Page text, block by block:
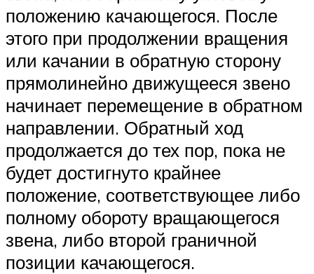
положению качающегося. После
этого при продолжении вращения
или качании в обратную сторону
прямолинейно движущееся звено
начинает перемещение в обратном
направлении. Обратный ход
продолжается до тех пор, пока не
будет достигнуто крайнее
положение, соответствующее либо
полному обороту вращающегося
звена, либо второй граничной
позиции качающегося.